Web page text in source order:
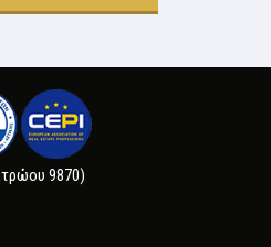
9870)